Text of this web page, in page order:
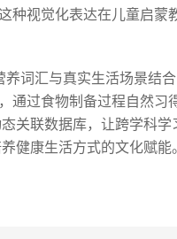
种视觉化表达在儿童启蒙
词汇与真实生活场景结
通过食物制备过程自然习
关联数据库，让跨学科学
健康生活方式的文化赋能